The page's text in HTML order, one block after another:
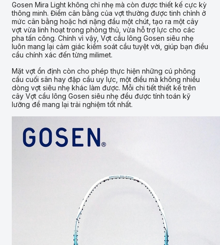
Gosen Mira Light không chỉ nhẹ mà còn được thiết kế cực kỳ
thông minh. Điểm cân bằng của vợt thường được tinh chỉnh ở
mức cân bằng hoặc hơi nặng đầu một chút, tạo ra một cây
vợt vừa linh hoạt trong phòng thủ, vừa hỗ trợ lực cho các
pha tấn công. Chính vì vậy, Vợt cầu lông Gosen siêu nhẹ
luôn mang lại cảm giác kiểm soát cầu tuyệt vời, giúp bạn điều
cầu chính xác đến từng milimet.
Mặt vợt ổn định còn cho phép thực hiện những cú phông
cầu cuối sân hay đập cầu uy lực, một điều mà không nhiều
dòng vợt siêu nhẹ khác làm được. Mỗi chi tiết thiết kế trên
cây Vợt cầu lông Gosen siêu nhẹ đều được tính toán kỹ
lưỡng để mang lại trải nghiệm tốt nhất.